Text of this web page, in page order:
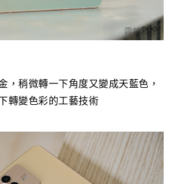
，稍微轉一下角度又變成天藍色，
轉變色彩的工藝技術